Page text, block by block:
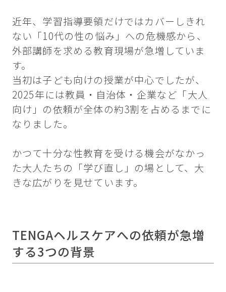
近年、学習指導要領だけではカバーしきれ
ない「10代の性の悩み」への危機感から、
外部講師を求める教育現場が急増していま
す。
当初は子ども向けの授業が中心でしたが、
2025年には教員・自治体・企業など「大人
向け」の依頼が全体の約3割を占めるまでに
なりました。
かつて十分な性教育を受ける機会がなかっ
た大人たちの「学び直し」の場として、大
きな広がりを見せています。
TENGAヘルスケアへの依頼が急増
する3つの背景